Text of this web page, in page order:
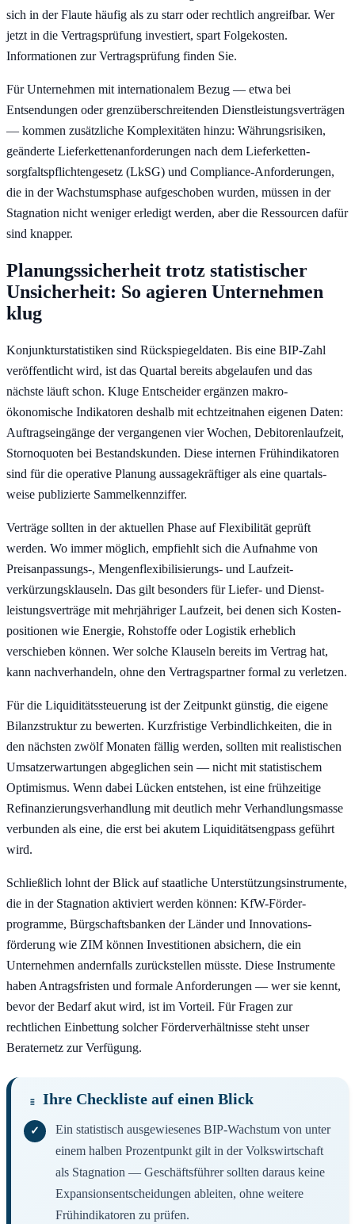
sich in der Flaute häufig als zu starr oder rechtlich angreifbar. Wer
jetzt in die Vertrags­prüfung investiert, spart Folgekosten.
Informationen zur Vertrags­prüfung finden Sie.
Für Unternehmen mit internationalem Bezug — etwa bei
Entsendungen oder grenzüberschreitenden Dienst­leistungs­verträgen
— kommen zusätzliche Komplex­itäten hinzu: Währungs­risiken,
geänderte Liefer­ketten­anforderungen nach dem Lieferketten­
sorgfalts­pflichtengesetz (LkSG) und Compliance-Anforderungen,
die in der Wachstums­phase aufgeschoben wurden, müssen in der
Stagnation nicht weniger erledigt werden, aber die Ressourcen dafür
sind knapper.
Planungssicherheit trotz statistischer
Unsicherheit: So agieren Unternehmen
klug
Konjunktur­statistiken sind Rückspiegeldaten. Bis eine BIP-Zahl
veröffentlicht wird, ist das Quartal bereits abgelaufen und das
nächste läuft schon. Kluge Entscheider ergänzen makro­
ökonomische Indikatoren deshalb mit echtzeitnahen eigenen Daten:
Auftrags­eingänge der vergangenen vier Wochen, Debitorenlaufzeit,
Stornoquoten bei Bestands­kunden. Diese internen Frühindikatoren
sind für die operative Planung aussage­kräftiger als eine quartals­
weise publizierte Sammel­kennziffer.
Verträge sollten in der aktuellen Phase auf Flexibilität geprüft
werden. Wo immer möglich, empfiehlt sich die Aufnahme von
Preis­anpassungs-, Mengen­flexibilisierungs- und Laufzeit­
verkürzungs­klauseln. Das gilt besonders für Liefer- und Dienst­
leistungs­verträge mit mehrjähriger Laufzeit, bei denen sich Kosten­
positionen wie Energie, Rohstoffe oder Logistik erheblich
verschieben können. Wer solche Klauseln bereits im Vertrag hat,
kann nachverhandeln, ohne den Vertrags­partner formal zu verletzen.
Für die Liquiditäts­steuerung ist der Zeitpunkt günstig, die eigene
Bilanz­struktur zu bewerten. Kurzfristige Verbindlichkeiten, die in
den nächsten zwölf Monaten fällig werden, sollten mit realistischen
Umsatz­erwartungen abgeglichen sein — nicht mit statistischem
Optimismus. Wenn dabei Lücken entstehen, ist eine frühzeitige
Refinanzierungs­verhandlung mit deutlich mehr Verhandlungs­masse
verbunden als eine, die erst bei akutem Liquiditäts­engpass geführt
wird.
Schließlich lohnt der Blick auf staatliche Unterstützungs­instrumente,
die in der Stagnation aktiviert werden können: KfW-Förder­
programme, Bürgschafts­banken der Länder und Innovations­
förderung wie ZIM können Investitionen absichern, die ein
Unternehmen andernfalls zurückstellen müsste. Diese Instrumente
haben Antrags­fristen und formale Anforderungen — wer sie kennt,
bevor der Bedarf akut wird, ist im Vorteil. Für Fragen zur
rechtlichen Einbettung solcher Förder­verhältnisse steht unser
Berater­netz zur Verfügung.
Ihre Checkliste auf einen Blick
Ein statistisch ausgewiesenes BIP-Wachstum von unter
einem halben Prozentpunkt gilt in der Volkswirtschaft
als Stagnation — Geschäftsführer sollten daraus keine
Expansions­entscheidungen ableiten, ohne weitere
Frühindikatoren zu prüfen.